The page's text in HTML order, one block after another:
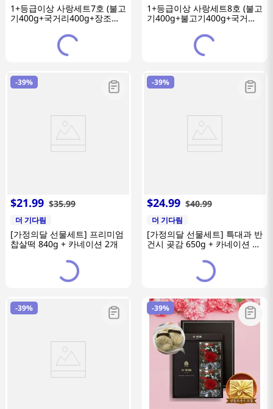
1+등급이상 사랑세트7호 (불고
기400g+국거리400g+장조림
400g+카네이션)
1+등급이상 사랑세트8호 (불고
기400g+불고기400g+국거리
400g+장조림400g+카네이션)
-39%
$21.99 $35.99
더 기다림
[가정의달 선물세트] 프리미엄
찹살떡 840g + 카네이션 2개
-39%
$24.99 $40.99
더 기다림
[가정의달 선물세트] 특대과 반
건시 곶감 650g + 카네이션 2
-39% -39%